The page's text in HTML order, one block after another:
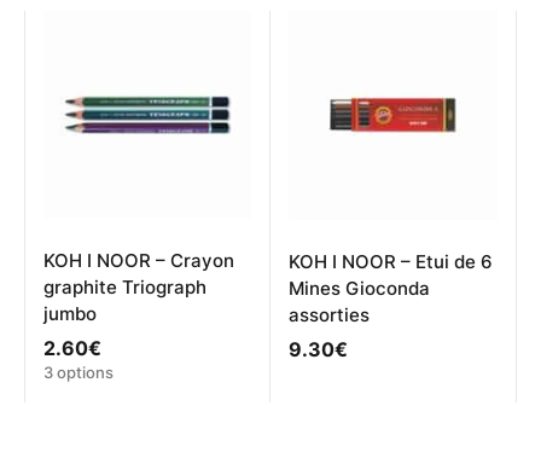
KOH I NOOR – Crayon
graphite Triograph
jumbo
2.60€
Ce
3 options
KOH I NOOR – Etui de 6
Mines Gioconda
assorties
9.30€